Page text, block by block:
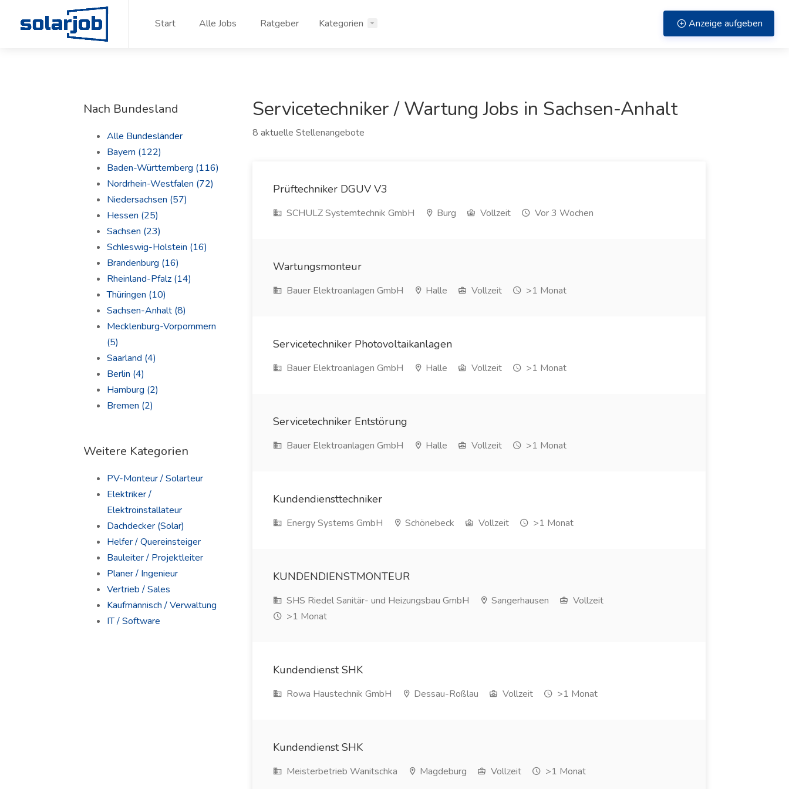
Zum Inhalt springen
Start
Alle Jobs Ratgeber Kategorien Anzeige aufgeben
Nach Bundesland
Alle Bundesländer
Bayern (122)
Baden-Württemberg (116)
Nordrhein-Westfalen (72)
Niedersachsen (57)
Hessen (25)
Sachsen (23)
Schleswig-Holstein (16)
Brandenburg (16)
Rheinland-Pfalz (14)
Thüringen (10)
Sachsen-Anhalt (8)
Mecklenburg-Vorpommern
(5)
Saarland (4)
Berlin (4)
Hamburg (2)
Bremen (2)
Weitere Kategorien
PV-Monteur / Solarteur
Elektriker /
Elektroinstallateur
Dachdecker (Solar)
Helfer / Quereinsteiger
Bauleiter / Projektleiter
Planer / Ingenieur
Vertrieb / Sales
Kaufmännisch / Verwaltung
IT / Software
Servicetechniker / Wartung Jobs in Sachsen-Anhalt
8 aktuelle Stellenangebote
Prüftechniker DGUV V3
SCHULZ Systemtechnik GmbH Burg Vollzeit Vor 3 Wochen
Wartungsmonteur
Bauer Elektroanlagen GmbH Halle Vollzeit >1 Monat
Servicetechniker Photovoltaikanlagen
Bauer Elektroanlagen GmbH Halle Vollzeit >1 Monat
Servicetechniker Entstörung
Bauer Elektroanlagen GmbH Halle Vollzeit >1 Monat
Kundendiensttechniker
Energy Systems GmbH Schönebeck Vollzeit >1 Monat
KUNDENDIENSTMONTEUR
SHS Riedel Sanitär- und Heizungsbau GmbH Sangerhausen
Vollzeit
>1 Monat
Kundendienst SHK
Rowa Haustechnik GmbH Dessau-Roßlau Vollzeit >1 Monat
Kundendienst SHK
Meisterbetrieb Wanitschka Magdeburg Vollzeit >1 Monat